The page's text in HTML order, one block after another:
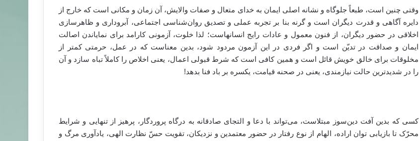
وقتی چنین است، طبعاً جلوگاه و نشانه اصلی ایمان به خدای متعال و صفات والایش، آن زمان و مکانی است که خارج از
دایره آگاهی و قدرت دیگران است و گرنه بنا بر تجربه عملی و تصدیق روان‌شناسی اجتماعی، آبروداری و ظاهرسازی
اخلاقی در حضور دیگران، از فنون معمول و عادات رایج انسانهاست؛ لذا خلوت، آزمونی کارامد برای نمایاندن اصالت
ایمان و صداقت در تدیّن است و اگر فردی در این آزمون مردود شود، بدین معناست که در عمل، حرمتی کمتر از
مخلوقات برای خالق خویش قائل است و همین کافی است که شرط قبولی اعمال، یعنی اخلاص را کاملاً تباه سازد و آن
را در شدید‌ترین حالت نیازمندی، یعنی در صحنه قیامت، یکسره بر باد فنا بدهد!
کسی که بدین آفت دین‌سوز مبتلاست، می‌تواند با دعا و التجای صادقانه به درگاه پروردگار، پرهیز از تنهایی و شرایط
محرّک تا بازیابی توان اراده، الهام از نوع رفتار در حضور معتمدین و نزدیکان، تقویت حسّ نظارت الهی، یادآوری مرگ و